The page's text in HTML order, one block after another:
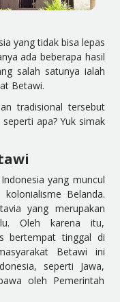
yang tidak bisa lepas
ada beberapa hasil
salah satunya ialah
Betawi.
tradisional tersebut
apa? Yuk simak
yang muncul
Belanda.
yang merupakan
Oleh karena itu,
bertempat tinggal di
Betawi ini
seperti Jawa,
oleh Pemerintah